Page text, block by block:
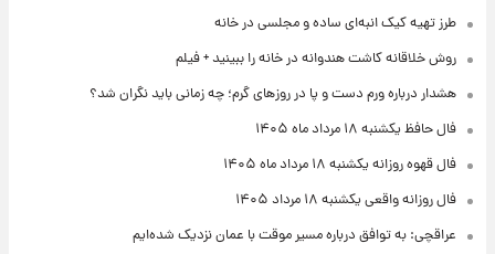
طرز تهیه کیک انبه‌ای ساده و مجلسی در خانه
روش خلاقانه کاشت هندوانه در خانه را ببینید + فیلم
هشدار درباره ورم دست و پا در روزهای گرم؛ چه زمانی باید نگران شد؟
فال حافظ یکشنبه ۱۸ مرداد ماه ۱۴۰۵
فال قهوه روزانه یکشنبه ۱۸ مرداد ماه ۱۴۰۵
فال روزانه واقعی یکشنبه ۱۸ مرداد ۱۴۰۵
عراقچی: به توافق درباره مسیر موقت با عمان نزدیک شده‌ایم